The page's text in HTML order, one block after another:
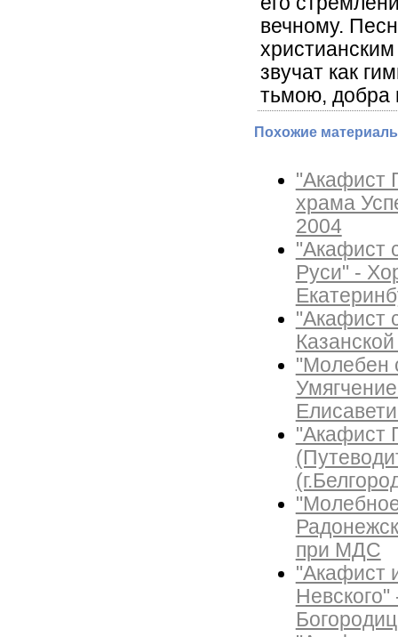
вечному.
звучат как
тьмою, добра
Похожие
"Акафист
храма
2004
"Акафист
Руси" -
"Акафист
"Молебен
"Акафист
при МДС
"Акафист